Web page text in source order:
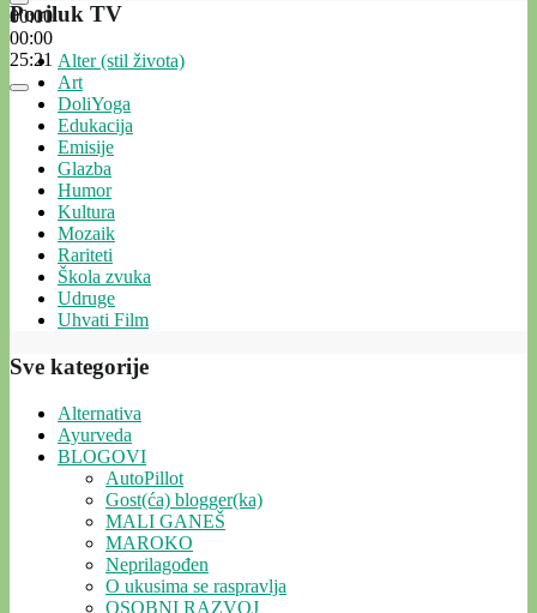
00:00
00:00
25:21
Poriluk TV
Alter (stil života)
Art
DoliYoga
Edukacija
Emisije
Glazba
Humor
Kultura
Mozaik
Rariteti
Škola zvuka
Udruge
Uhvati Film
Sve kategorije
Alternativa
Ayurveda
BLOGOVI
AutoPillot
Gost(ća) blogger(ka)
MALI GANEŠ
MAROKO
Neprilagođen
O ukusima se raspravlja
OSOBNI RAZVOJ